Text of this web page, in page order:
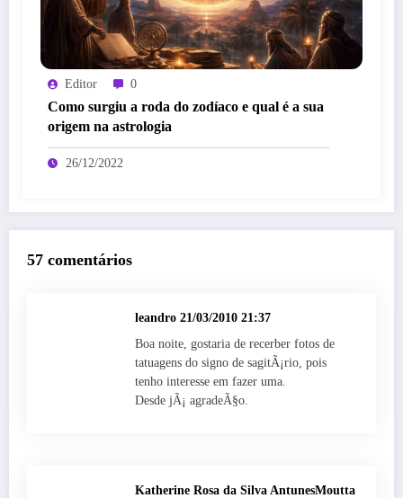
Editor 0
Como surgiu a roda do zodíaco e qual é a sua
origem na astrologia
26/12/2022
57 comentários
leandro 21/03/2010 21:37
Boa noite, gostaria de recerber fotos de
tatuagens do signo de sagitÃ¡rio, pois
tenho interesse em fazer uma.
Desde jÃ¡ agradeÃ§o.
Katherine Rosa da Silva AntunesMoutta